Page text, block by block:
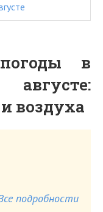
в
воздуха
подробности